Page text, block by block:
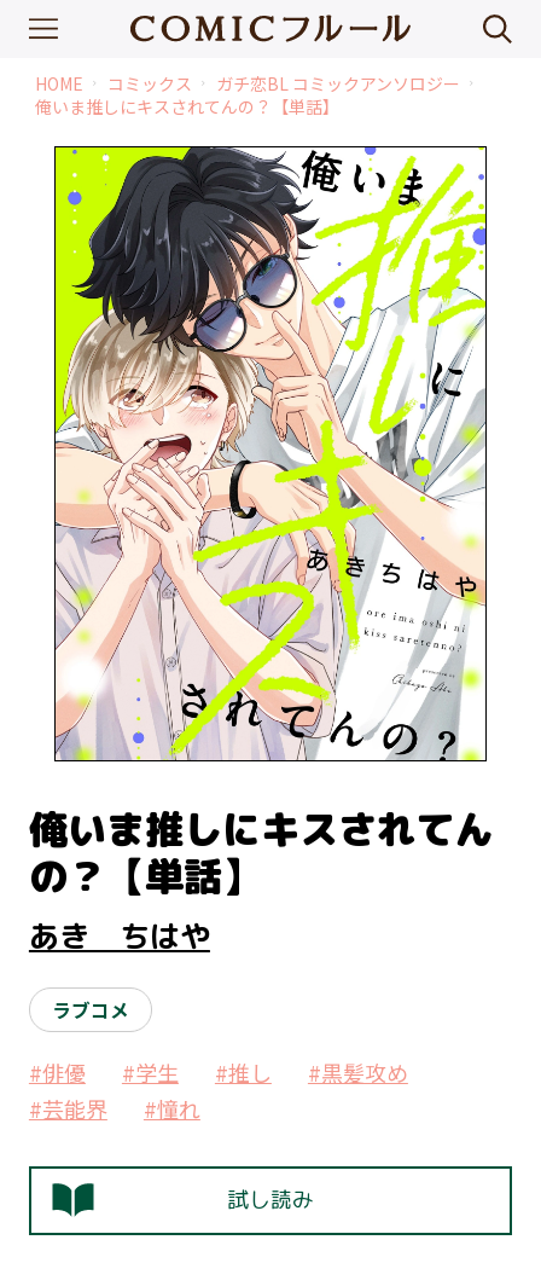
HOME chevron_right コミックス chevron_right ガチ恋BL コミックアンソロジー chevron_right
俺いま推しにキスされてんの？【単話】
俺いま推しにキスされてん
の？【単話】
あき ちはや
ラブコメ
#俳優 #学生 #推し
#黒髪攻め
#芸能界
#憧れ
試し読み